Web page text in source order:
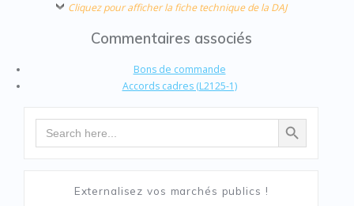
Cliquez pour afficher la fiche technique de la DAJ
Commentaires associés
Bons de commande
Accords cadres (L2125-1)
Search Search Button
Externalisez vos marchés publics !